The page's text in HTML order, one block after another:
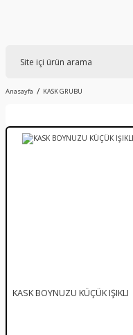
Anasayfa KASK GRUBU
KASK BOYNUZU KÜÇÜK IŞIKLI